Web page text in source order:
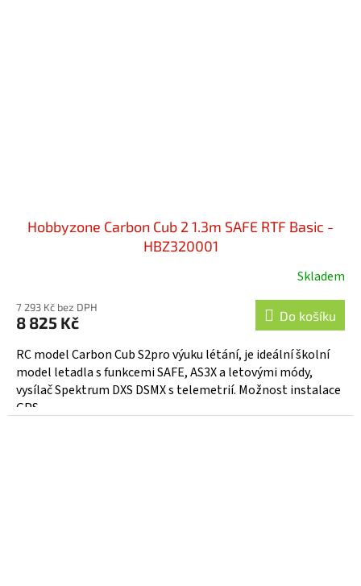
Hobbyzone Carbon Cub 2 1.3m SAFE RTF Basic -
HBZ320001
produktu
je
4,0
z
5
hvězdiček.
Skladem
7 293 Kč bez DPH
8 825 Kč Do košíku
RC model Carbon Cub S2pro výuku létání, je ideální školní
model letadla s funkcemi SAFE, AS3X a letovými módy,
vysílač Spektrum DXS DSMX s telemetrií. Možnost instalace
GPS...